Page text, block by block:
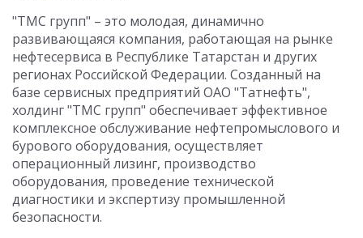
"ТМС групп" – это молодая, динамично
развивающаяся компания, работающая на рынке
нефтесервиса в Республике Татарстан и других
регионах Российской Федерации. Созданный на
базе сервисных предприятий ОАО "Татнефть",
холдинг "ТМС групп" обеспечивает эффективное
комплексное обслуживание нефтепромыслового и
бурового оборудования, осуществляет
операционный лизинг, производство
оборудования, проведение технической
диагностики и экспертизу промышленной
безопасности.